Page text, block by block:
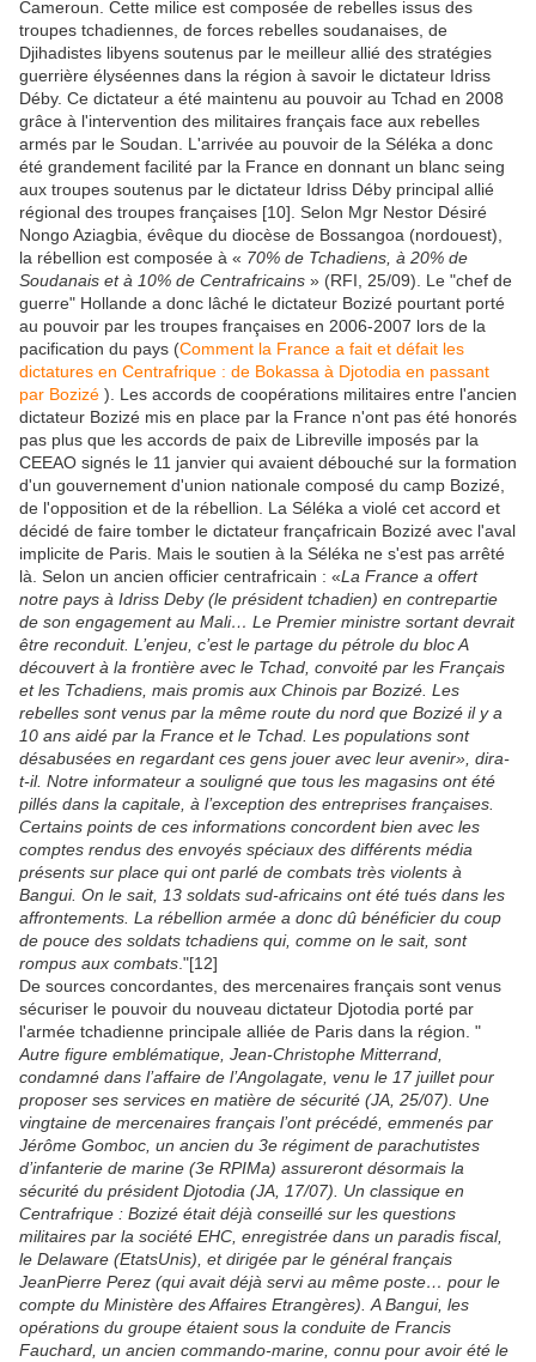
Cameroun. Cette milice est composée de rebelles issus des
troupes tchadiennes, de forces rebelles soudanaises, de
Djihadistes libyens soutenus par le meilleur allié des stratégies
guerrière élyséennes dans la région à savoir le dictateur Idriss
Déby. Ce dictateur a été maintenu au pouvoir au Tchad en 2008
grâce à l'intervention des militaires français face aux rebelles
armés par le Soudan. L'arrivée au pouvoir de la Séléka a donc
été grandement facilité par la France en donnant un blanc seing
aux troupes soutenus par le dictateur Idriss Déby principal allié
régional des troupes françaises [10]. Selon Mgr Nestor Désiré
Nongo Aziagbia, évêque du diocèse de Bossangoa (nordouest),
la rébellion est composée à « 70% de Tchadiens, à 20% de
Soudanais et à 10% de Centrafricains » (RFI, 25/09). Le "chef de
guerre" Hollande a donc lâché le dictateur Bozizé pourtant porté
au pouvoir par les troupes françaises en 2006-2007 lors de la
pacification du pays (Comment la France a fait et défait les
dictatures en Centrafrique : de Bokassa à Djotodia en passant
par Bozizé ). Les accords de coopérations militaires entre l'ancien
dictateur Bozizé mis en place par la France n'ont pas été honorés
pas plus que les accords de paix de Libreville imposés par la
CEEAO signés le 11 janvier qui avaient débouché sur la formation
d'un gouvernement d'union nationale composé du camp Bozizé,
de l'opposition et de la rébellion. La Séléka a violé cet accord et
décidé de faire tomber le dictateur françafricain Bozizé avec l'aval
implicite de Paris. Mais le soutien à la Séléka ne s'est pas arrêté
là. Selon un ancien officier centrafricain : «La France a offert
notre pays à Idriss Deby (le président tchadien) en contrepartie
de son engagement au Mali… Le Premier ministre sortant devrait
être reconduit. L’enjeu, c’est le partage du pétrole du bloc A
découvert à la frontière avec le Tchad, convoité par les Français
et les Tchadiens, mais promis aux Chinois par Bozizé. Les
rebelles sont venus par la même route du nord que Bozizé il y a
10 ans aidé par la France et le Tchad. Les populations sont
désabusées en regardant ces gens jouer avec leur avenir», dira-
t-il. Notre informateur a souligné que tous les magasins ont été
pillés dans la capitale, à l’exception des entreprises françaises.
Certains points de ces informations concordent bien avec les
comptes rendus des envoyés spéciaux des différents média
présents sur place qui ont parlé de combats très violents à
Bangui. On le sait, 13 soldats sud-africains ont été tués dans les
affrontements. La rébellion armée a donc dû bénéficier du coup
de pouce des soldats tchadiens qui, comme on le sait, sont
rompus aux combats ."[12]
De sources concordantes, des mercenaires français sont venus
sécuriser le pouvoir du nouveau dictateur Djotodia porté par
l'armée tchadienne principale alliée de Paris dans la région. "
Autre figure emblématique, Jean-Christophe Mitterrand,
condamné dans l’affaire de l’Angolagate, venu le 17 juillet pour
proposer ses services en matière de sécurité (JA, 25/07). Une
vingtaine de mercenaires français l’ont précédé, emmenés par
Jérôme Gomboc, un ancien du 3e régiment de parachutistes
d’infanterie de marine (3e RPIMa) assureront désormais la
sécurité du président Djotodia (JA, 17/07). Un classique en
Centrafrique : Bozizé était déjà conseillé sur les questions
militaires par la société EHC, enregistrée dans un paradis fiscal,
le Delaware (EtatsUnis), et dirigée par le général français
JeanPierre Perez (qui avait déjà servi au même poste… pour le
compte du Ministère des Affaires Etrangères). A Bangui, les
opérations du groupe étaient sous la conduite de Francis
Fauchard, un ancien commando-marine, connu pour avoir été le